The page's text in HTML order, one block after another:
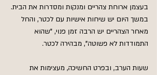
בעצמן ארוחת צהריים ומנקות ומסדרות את הבית.
במשך היום יש שיחות אישיות עם לכטר, והחל
מאחר הצהריים יש הרבה זמן פנוי, "שהוא
התמודדות לא פשוטה", מבהירה לכטר.
שעות הערב, ובפרט החשיכה, מעצימות את